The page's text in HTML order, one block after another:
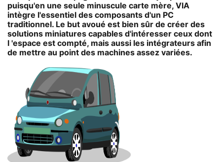
puisqu'en une seule minuscule carte mère, VIA
intègre l'essentiel des composants d'un PC
traditionnel. Le but avoué est bien sûr de créer des
solutions miniatures capables d'intéresser ceux dont
l 'espace est compté, mais aussi les intégrateurs afin
de mettre au point des machines assez variées.